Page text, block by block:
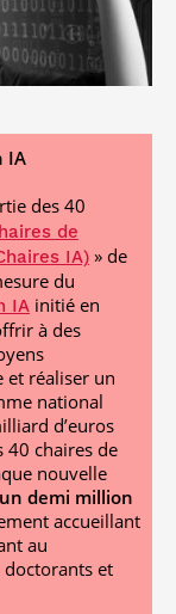
IA
des 40
de
IA) » de
du
IA initié en
à des
et réaliser un
national
d’euros
40 chaires de
nouvelle
un demi million
accueillant
au
doctorants et